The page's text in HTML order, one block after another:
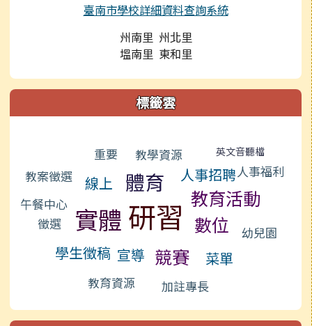
臺南市學校詳細資料查詢系統
州南里 州北里
塭南里 東和里
標籤雲
重要 教學資源 英文音聽檔
教案徵選 線上 體育 人事招聘人事福利
午餐中心 實體 研習 教育活動
徵選 數位 幼兒園
學生徵稿 宣導 競賽 菜單
教育資源 加註專長